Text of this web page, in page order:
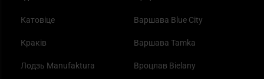
Катовіце
Краків
Лодзь Manufaktura
Варшава Blue City
Варшава Tamka
Вроцлав Bielany